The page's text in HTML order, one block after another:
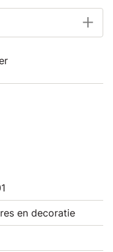
en decoratie